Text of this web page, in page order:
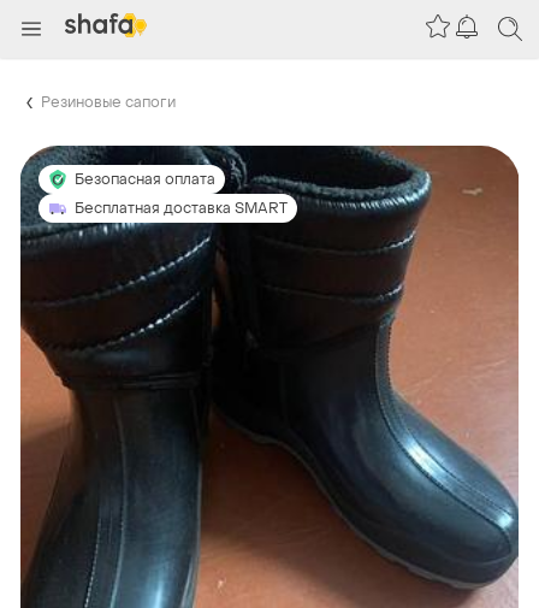
Резиновые сапоги
Безопасная оплата
Бесплатная доставка SMART